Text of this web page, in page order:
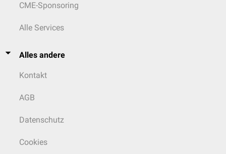
CME-Sponsoring
Alle Services
Alles andere
Kontakt
AGB
Datenschutz
Cookies